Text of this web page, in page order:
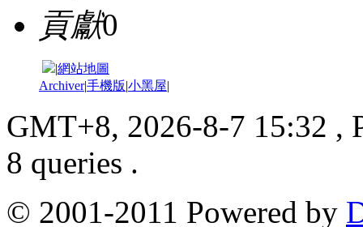
貢獻0
|網站地圖
Archiver|手機版|小黑屋|
GMT+8, 2026-8-7 15:32 ,
8 queries .
© 2001-2011 Powered by